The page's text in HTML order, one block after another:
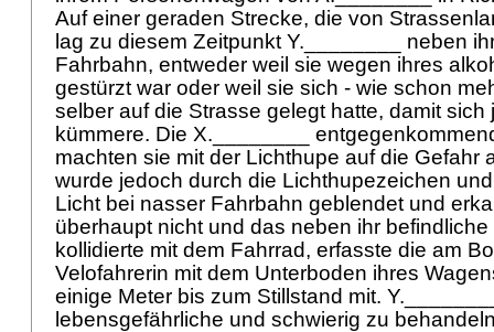
Auf einer geraden Strecke, die von
lag zu diesem Zeitpunkt Y.________ neben
Fahrbahn, entweder weil sie wegen ihres
gestürzt war oder weil sie sich - wie schon
selber auf die Strasse gelegt hatte, damit sich
kümmere. Die X.________
machten sie mit der Lichthupe auf die Gefahr
wurde jedoch durch die Lichthupezeichen
Licht bei nasser Fahrbahn geblendet und
überhaupt nicht und das neben ihr
kollidierte mit dem Fahrrad, erfasste die am
Velofahrerin mit dem Unterboden ihres
einige Meter bis zum Stillstand mit.
lebensgefährliche und schwierig zu